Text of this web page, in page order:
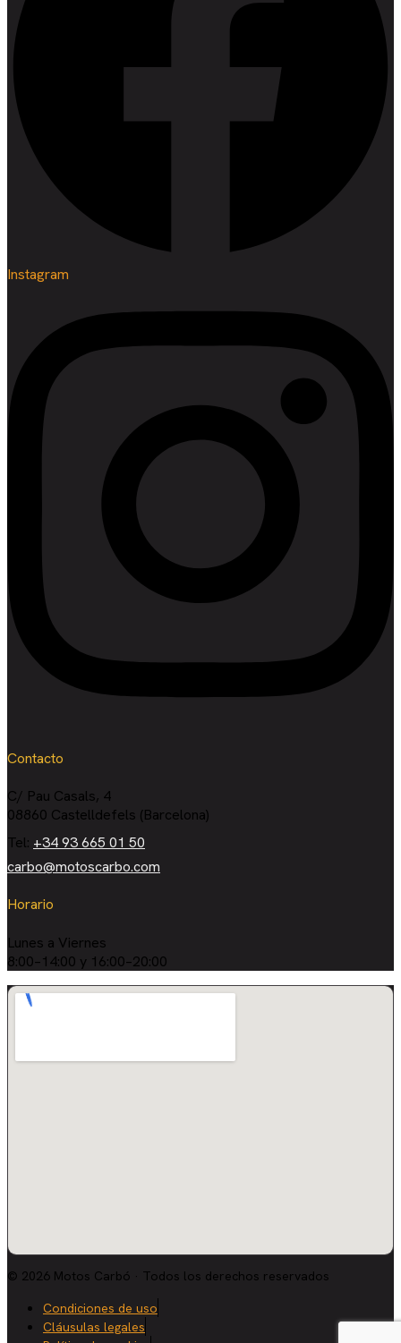
Instagram
Contacto
C/ Pau Casals, 4
08860 Castelldefels (Barcelona)
Tel: +34 93 665 01 50
carbo@motoscarbo.com
Horario
Lunes a Viernes
8:00–14:00 y 16:00–20:00
© 2026 Motos Carbó · Todos los derechos reservados
Condiciones de uso
Cláusulas legales